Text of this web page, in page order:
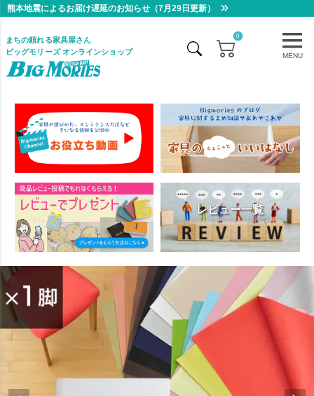
熊本地震によるお届け遅延のお知らせ（7月29日更新）
MENU
まちの頼れる家具屋さん
ビッグモリーズ オンラインショップ
0
レビュー一覧